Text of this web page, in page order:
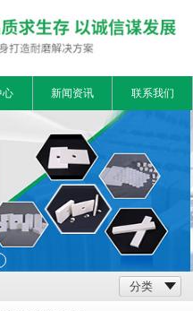
心 新闻资讯 联系我们
分类